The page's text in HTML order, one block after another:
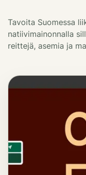
Tavoita Suomessa
natiivimainonnalla
reittejä, asemia ja